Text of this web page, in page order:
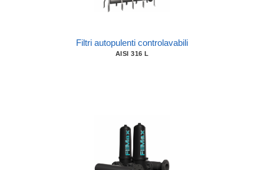
Filtri autopulenti controlavabili
AISI 316 L